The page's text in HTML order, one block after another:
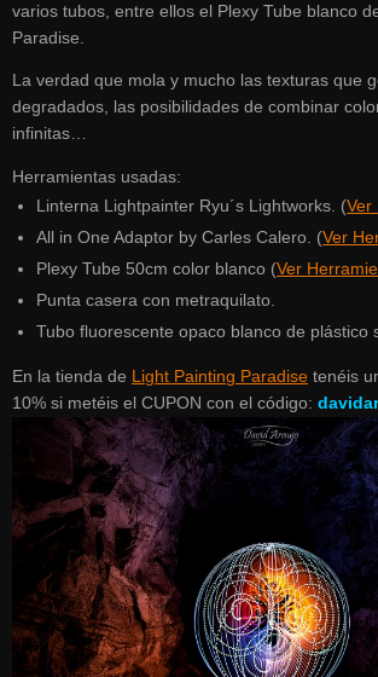
varios tubos, entre ellos el Plexy Tube blanco
Paradise.
La verdad que mola y mucho las texturas que
degradados, las posibilidades de combinar
infinitas…
Herramientas usadas:
Linterna Lightpainter Ryu´s Lightworks. (Ver
All in One Adaptor by Carles Calero. (Ver
Plexy Tube 50cm color blanco (Ver
Punta casera con metraquilato.
Tubo fluorescente opaco blanco de plástico
En la tienda de Light Painting Paradise tenéis
10% si metéis el CUPON con el código: